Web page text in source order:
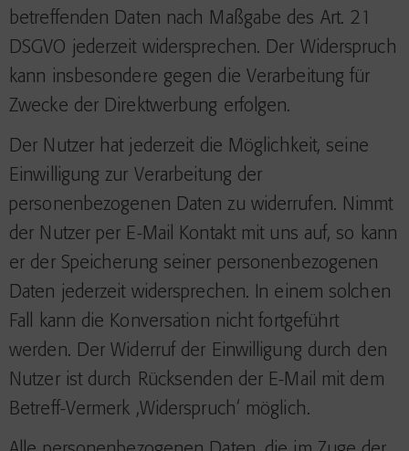
betreffenden Daten nach Maßgabe des Art. 21
DSGVO jederzeit widersprechen. Der Widerspruch
kann insbesondere gegen die Verarbeitung für
Zwecke der Direktwerbung erfolgen.
Der Nutzer hat jederzeit die Möglichkeit, seine
Einwilligung zur Verarbeitung der
personenbezogenen Daten zu widerrufen. Nimmt
der Nutzer per E-Mail Kontakt mit uns auf, so kann
er der Speicherung seiner personenbezogenen
Daten jederzeit widersprechen. In einem solchen
Fall kann die Konversation nicht fortgeführt
werden. Der Widerruf der Einwilligung durch den
Nutzer ist durch Rücksenden der E-Mail mit dem
Betreff-Vermerk ‚Widerspruch‘ möglich.